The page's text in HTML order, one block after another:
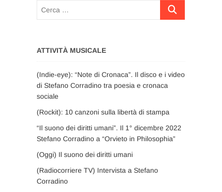
Cerca
ATTIVITÀ MUSICALE
(Indie-eye): “Note di Cronaca”. Il disco e i video
di Stefano Corradino tra poesia e cronaca
sociale
(Rockit): 10 canzoni sulla libertà di stampa
“Il suono dei diritti umani”. Il 1° dicembre 2022
Stefano Corradino a “Orvieto in Philosophia”
(Oggi) Il suono dei diritti umani
(Radiocorriere TV) Intervista a Stefano
Corradino